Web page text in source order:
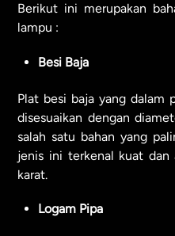
Berikut ini merupakan
lampu :
Besi Baja
Plat besi baja yang dalam
disesuaikan dengan
salah satu bahan yang
jenis ini terkenal kuat dan
karat.
Logam Pipa